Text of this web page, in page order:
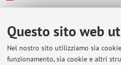
Questo sito web
Nel nostro sito utilizziamo sia
funzionamento, sia cookie e altri
Orario di ricevimento